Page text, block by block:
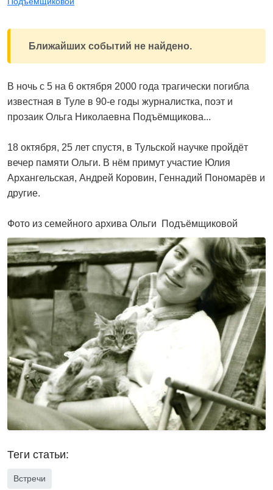
Ближайших событий не найдено.
В ночь с 5 на 6 октября 2000 года трагически погибла
известная в Туле в 90-е годы журналистка, поэт и
прозаик Ольга Николаевна Подъёмщикова...
18 октября, 25 лет спустя, в Тульской научке пройдёт
вечер памяти Ольги. В нём примут участие Юлия
Архангельская, Андрей Коровин, Геннадий Пономарёв и
другие.
Фото из семейного архива Ольги Подъёмщиковой
Теги статьи:
Встречи